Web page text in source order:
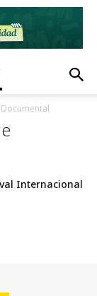
Internacional